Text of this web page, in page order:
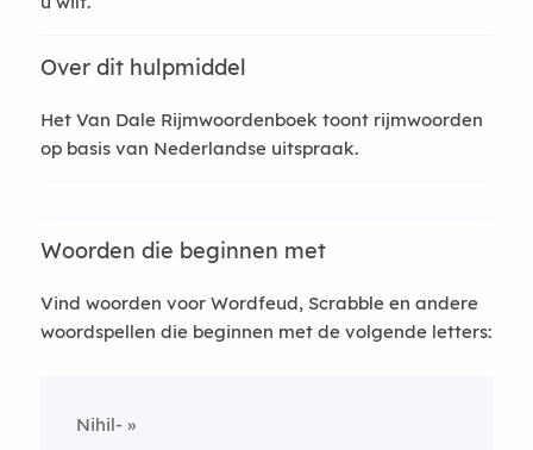
Over dit hulpmiddel
Het Van Dale Rijmwoordenboek toont rijmwoorden
op basis van Nederlandse uitspraak.
Woorden die beginnen met
Vind woorden voor Wordfeud, Scrabble en andere
woordspellen die beginnen met de volgende letters:
Nihil-